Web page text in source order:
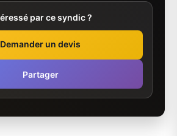
par ce syndic ?
Demander un devis
Partager